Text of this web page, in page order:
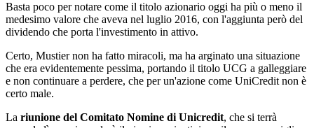
Basta poco per notare come il titolo azionario oggi ha più o meno il
medesimo valore che aveva nel luglio 2016, con l'aggiunta però del
dividendo che porta l'investimento in attivo.
Certo, Mustier non ha fatto miracoli, ma ha arginato una situazione
che era evidentemente pessima, portando il titolo UCG a galleggiare
e non continuare a perdere, che per un'azione come UniCredit non è
certo male.
La riunione del Comitato Nomine di Unicredit, che si terrà